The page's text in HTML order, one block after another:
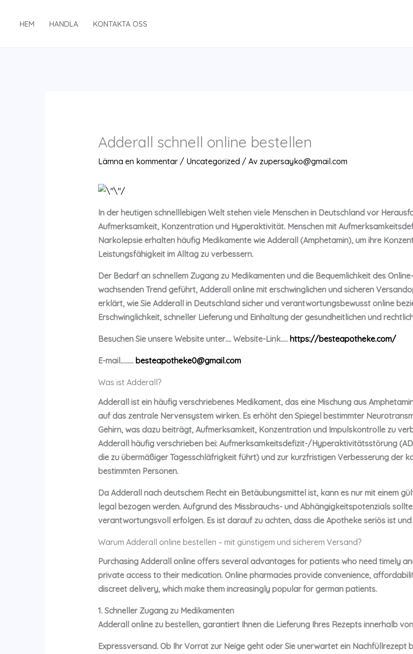
HEM HANDLA KONTAKTA OSS
Adderall schnell online bestellen
Lämna en kommentar / Uncategorized / Av zupersayko@gmail.com
In der heutigen schnelllebigen Welt stehen viele Menschen in Deutschland vor
Aufmerksamkeit, Konzentration und Hyperaktivität. Menschen mit
Narkolepsie erhalten häufig Medikamente wie Adderall (Amphetamin), um ihre
Leistungsfähigkeit im Alltag zu verbessern.
Der Bedarf an schnellem Zugang zu Medikamenten und die Bequemlichkeit des
wachsenden Trend geführt, Adderall online mit erschwinglichen und sicheren
erklärt, wie Sie Adderall in Deutschland sicher und verantwortungsbewusst online
Erschwinglichkeit, schneller Lieferung und Einhaltung der gesundheitlichen und
Besuchen Sie unsere Website unter…. Website-Link….. https://besteapotheke.com/
E-mail……… besteapotheke0@gmail.com
Was ist Adderall?
Adderall ist ein häufig verschriebenes Medikament, das eine Mischung aus
auf das zentrale Nervensystem wirken. Es erhöht den Spiegel bestimmter
Gehirn, was dazu beiträgt, Aufmerksamkeit, Konzentration und Impulskontrolle zu
Adderall häufig verschrieben bei: Aufmerksamkeitsdefizit-/Hyperaktivitätsstörung
die zu übermäßiger Tagesschläfrigkeit führt) und zur kurzfristigen Verbesserung der
bestimmten Personen.
Da Adderall nach deutschem Recht ein Betäubungsmittel ist, kann es nur mit einem
legal bezogen werden. Aufgrund des Missbrauchs- und Abhängigkeitspotenzials
verantwortungsvoll erfolgen. Es ist darauf zu achten, dass die Apotheke seriös ist
Warum Adderall online bestellen – mit günstigem und sicherem Versand?
Purchasing Adderall online offers several advantages for patients who need timely
private access to their medication. Online pharmacies provide convenience,
discreet delivery, which make them increasingly popular for german patients.
1. Schneller Zugang zu Medikamenten
Adderall online zu bestellen, garantiert Ihnen die Lieferung Ihres Rezepts innerhalb
Expressversand. Ob Ihr Vorrat zur Neige geht oder Sie unerwartet ein Nachfüllrezept